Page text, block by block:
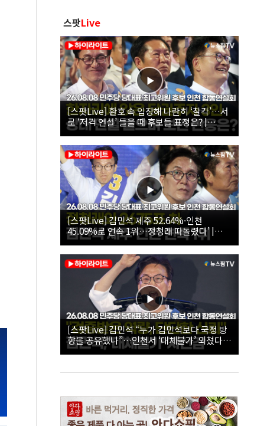
스팟Live
[스팟Live] 환호 속 입장해 나란히 ‘찰칵’…서
로 ‘저격 연설’ 들을 때 후보들 표정은? |
26.08.08 더불어민주당 당대표·최고위원 후
보 인천 합동연설회
[스팟Live] 김민석 제주 52.64%·인천
45.09%로 연속 1위…정청래 따돌렸다’ |
26.08.08 더불어민주당 당대표·최고위원 후
보 인천 합동연설회
[스팟Live] 김민석 “누가 김민석보다 국정 방
향을 공유했나”…인천서 ‘대체불가’ 외쳤다 |
26.08.08 더불어민주당 당대표·최고위원 후